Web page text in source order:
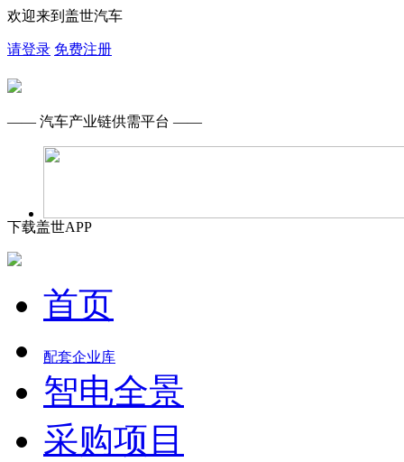
欢迎来到盖世汽车
请登录 免费注册
—— 汽车产业链供需平台 ——
下载盖世APP
首页
配套企业库
智电全景
采购项目